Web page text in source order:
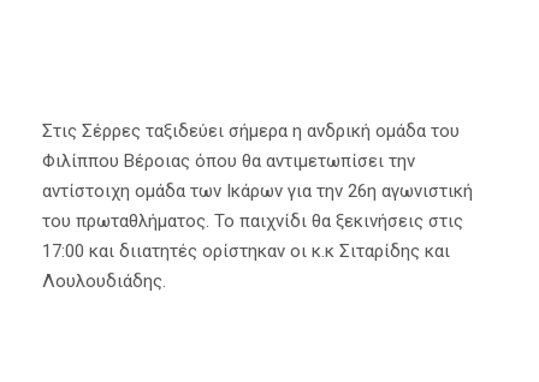
Στις Σέρρες ταξιδεύει σήμερα η ανδρική ομάδα του
Φιλίππου Βέροιας όπου θα αντιμετωπίσει την
αντίστοιχη ομάδα των Ικάρων για την 26η αγωνιστική
του πρωταθλήματος. Το παιχνίδι θα ξεκινήσεις στις
17:00 και διιατητές ορίστηκαν οι κ.κ Σιταρίδης και
Λουλουδιάδης.